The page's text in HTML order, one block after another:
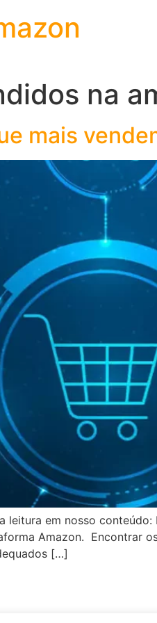
na
mais
leitura em nosso
Amazon. Encontrar
[…]